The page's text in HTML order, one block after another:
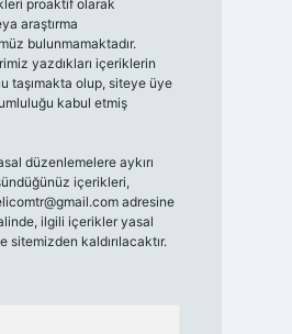
proaktif olarak
araştırma
bulunmamaktadır.
yazdıkları içeriklerin
taşımakta olup, siteye üye
kabul etmiş
düzenlemelere aykırı
içerikleri,
adresine
ilgili içerikler yasal
sitemizden kaldırılacaktır.